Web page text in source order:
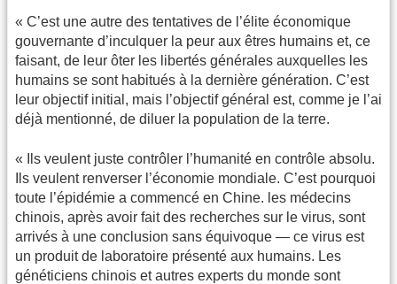
« C’est une autre des tentatives de l’élite économique
gouvernante d’inculquer la peur aux êtres humains et, ce
faisant, de leur ôter les libertés générales auxquelles les
humains se sont habitués à la dernière génération. C’est
leur objectif initial, mais l’objectif général est, comme je l’ai
déjà mentionné, de diluer la population de la terre.
« Ils veulent juste contrôler l’humanité en contrôle absolu.
Ils veulent renverser l’économie mondiale. C’est pourquoi
toute l’épidémie a commencé en Chine. les médecins
chinois, après avoir fait des recherches sur le virus, sont
arrivés à une conclusion sans équivoque — ce virus est
un produit de laboratoire présenté aux humains. Les
généticiens chinois et autres experts du monde sont